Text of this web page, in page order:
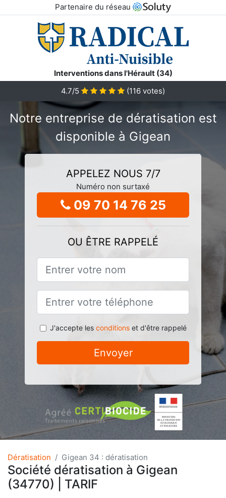
Partenaire du réseau
Interventions dans l'Hérault (34)
4.7/5
(116 votes)
Notre entreprise de dératisation est
disponible à Gigean
APPELEZ NOUS 7/7
Numéro non surtaxé
09 70 14 76 25
OU ÊTRE RAPPELÉ
J'accepte les conditionset d'être rappelé
Envoyer
Dératisation Gigean 34 : dératisation
Société dératisation à Gigean
(34770) | TARIF